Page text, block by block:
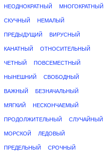
НЕОДНОКРАТНЫЙ МНОГОКРАТНЫЙ
СКУЧНЫЙ НЕМАЛЫЙ
ПРЕДЫДУЩИЙ ВИРУСНЫЙ
КАНАТНЫЙ ОТНОСИТЕЛЬНЫЙ
ЧЕТНЫЙ ПОВСЕМЕСТНЫЙ
НЫНЕШНИЙ СВОБОДНЫЙ
ВАЖНЫЙ БЕЗНАЧАЛЬНЫЙ
МЯГКИЙ НЕСКОНЧАЕМЫЙ
ПРОДОЛЖИТЕЛЬНЫЙ СЛУЧАЙНЫЙ
МОРСКОЙ ЛЕДОВЫЙ
ПРЕДЕЛЬНЫЙ СРОЧНЫЙ